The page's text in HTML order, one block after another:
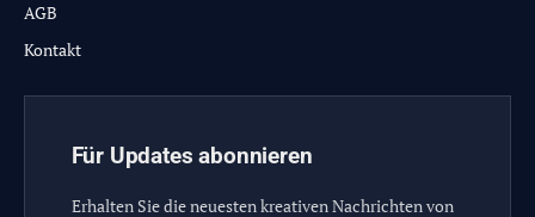
AGB
Kontakt
Für Updates abonnieren
Erhalten Sie die neuesten kreativen Nachrichten von